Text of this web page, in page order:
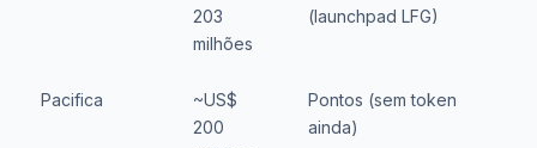
203
milhões
(launchpad LFG)
Pacifica
~US$
200
Pontos (sem token
ainda)